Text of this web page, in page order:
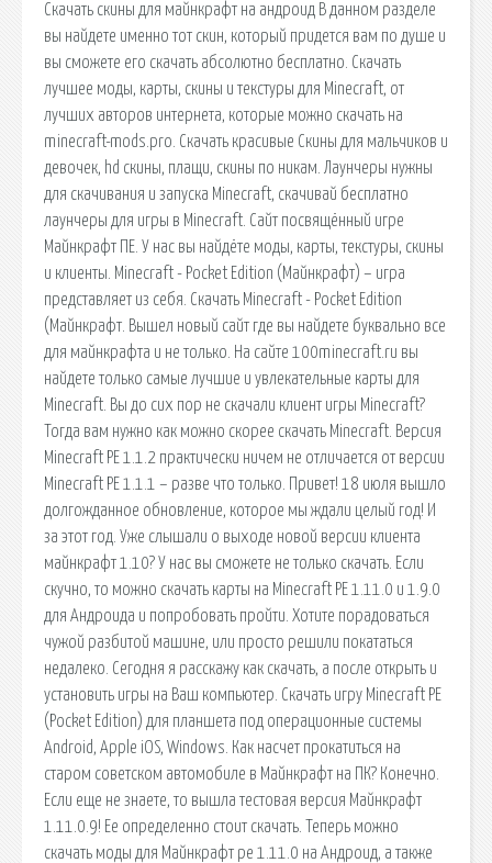
Скачать скины для майнкрафт на андроид В данном разделе
вы найдете именно тот скин, который придется вам по душе и
вы сможете его скачать абсолютно бесплатно. Скачать
лучшее моды, карты, скины и текстуры для Minecraft, от
лучших авторов интернета, которые можно скачать на
minecraft-mods.pro. Скачать красивые Скины для мальчиков и
девочек, hd скины, плащи, скины по никам. Лаунчеры нужны
для скачивания и запуска Minecraft, скачивай бесплатно
лаунчеры для игры в Minecraft. Сайт посвящённый игре
Майнкрафт ПЕ. У нас вы найдёте моды, карты, текстуры, скины
и клиенты. Minecraft - Pocket Edition (Майнкрафт) – игра
представляет из себя. Скачать Minecraft - Pocket Edition
(Майнкрафт. Вышел новый сайт где вы найдете буквально все
для майнкрафта и не только. На сайте 100minecraft.ru вы
найдете только самые лучшие и увлекательные карты для
Minecraft. Вы до сих пор не скачали клиент игры Minecraft?
Тогда вам нужно как можно скорее скачать Minecraft. Версия
Minecraft PE 1.1.2 практически ничем не отличается от версии
Minecraft PE 1.1.1 – разве что только. Привет! 18 июля вышло
долгожданное обновление, которое мы ждали целый год! И
за этот год. Уже слышали о выходе новой версии клиента
майнкрафт 1.10? У нас вы сможете не только скачать. Если
скучно, то можно скачать карты на Minecraft PE 1.11.0 и 1.9.0
для Андроида и попробовать пройти. Хотите порадоваться
чужой разбитой машине, или просто решили покататься
недалеко. Сегодня я расскажу как скачать, а после открыть и
установить игры на Ваш компьютер. Скачать игру Minecraft PE
(Pocket Edition) для планшета под операционные системы
Android, Apple iOS, Windows. Как насчет прокатиться на
старом советском автомобиле в Майнкрафт на ПК? Конечно.
Если еще не знаете, то вышла тестовая версия Майнкрафт
1.11.0.9! Ее определенно стоит скачать. Теперь можно
скачать моды для Майнкрафт pe 1.11.0 на Андроид, а также